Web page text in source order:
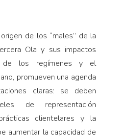
de los “males” de la
Ola y sus impactos
de los regímenes y el
promueven una agenda
claras: se deben
de representación
clientelares y la
aumentar la capacidad de